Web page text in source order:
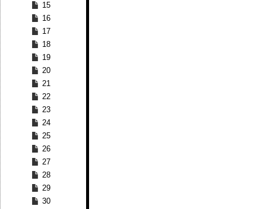
15
16
17
18
19
20
21
22
23
24
25
26
27
28
29
30